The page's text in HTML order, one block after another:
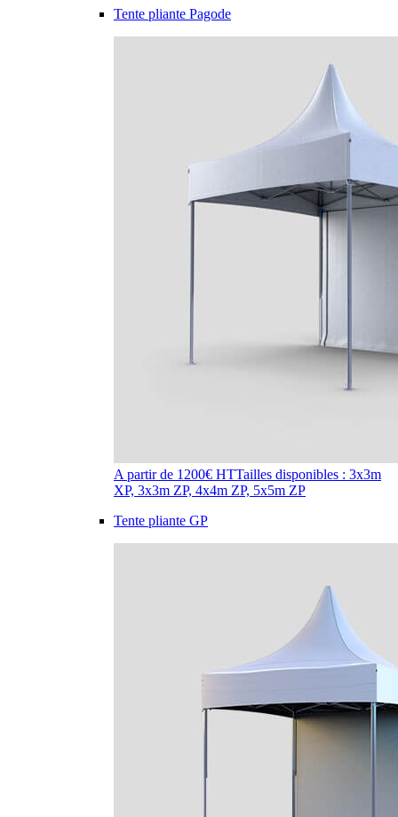
Tente pliante Pagode
A partir de 1200€ HTTailles disponibles : 3x3m
XP, 3x3m ZP, 4x4m ZP, 5x5m ZP
Tente pliante GP